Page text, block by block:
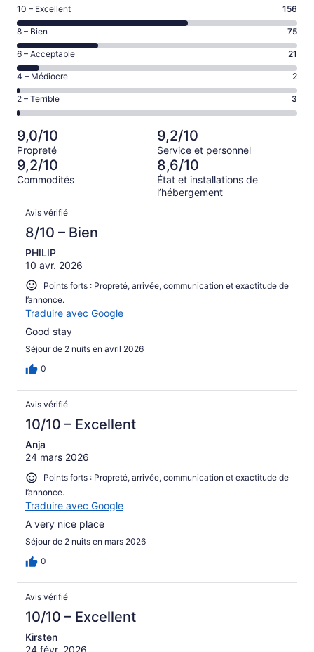
Note
de 10
–
Excellent,
d’après
156 avis
sur 257.
10 – Excellent 156
Note
de 8
–
Bien,
d’après
75 avis
sur 257.
8 – Bien 75
Note
de 6
–
Acceptable,
d’après
sur 257.
6 – Acceptable 21
Note
de 4
–
Médiocre,
d’après
2 avis
sur 257.
4 – Médiocre 2
Note
de 2
–
Terrible,
d’après
3 avis
sur 257.
2 – Terrible 3
9,0/10
Propreté
9,2/10
Service et personnel
9,2/10
Commodités
8,6/10
État et installations de
l’hébergement
Avis
Avis vérifié
8/10 – Bien
PHILIP
10 avr. 2026
Points forts : Propreté, arrivée, communication et exactitude de
l’annonce.
Traduire avec Google
Good stay
Séjour de 2 nuits en avril 2026
0
Avis vérifié
10/10 – Excellent
Anja
24 mars 2026
Points forts : Propreté, arrivée, communication et exactitude de
l’annonce.
Traduire avec Google
A very nice place
Séjour de 2 nuits en mars 2026
0
Avis vérifié
10/10 – Excellent
Kirsten
24 févr. 2026